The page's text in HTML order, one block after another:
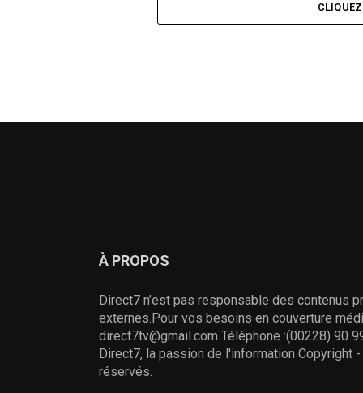
À PROPOS
Direct7 n’est pas responsable des contenus
externes.Pour vos besoins en couverture
direct7tv@gmail.com Téléphone :(00228) 90
Direct7, la passion de l'information Copyright
réservés.